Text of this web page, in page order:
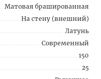
Матовая брашированная
На стену (внешний)
Латунь
Современный
150
25